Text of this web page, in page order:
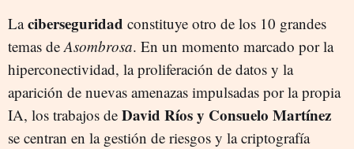
Laciberseguridad constituye otro de los 10 grandes
temas de Asombrosa. En un momento marcado por la
hiperconectividad, la proliferación de datos y la
aparición de nuevas amenazas impulsadas por la propia
IA, los trabajos de David Ríos y Consuelo Martínez
se centran en la gestión de riesgos y la criptografía